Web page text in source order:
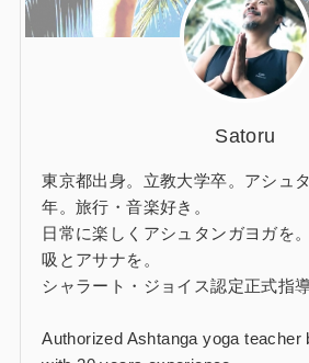
Satoru
東京都出身。立教大学卒。アシュ
年。旅行・音楽好き。
日常に楽しくアシュタンガヨガを
吸とアサナを。
シャラート・ジョイス認定正式指導
Authorized Ashtanga yoga teacher